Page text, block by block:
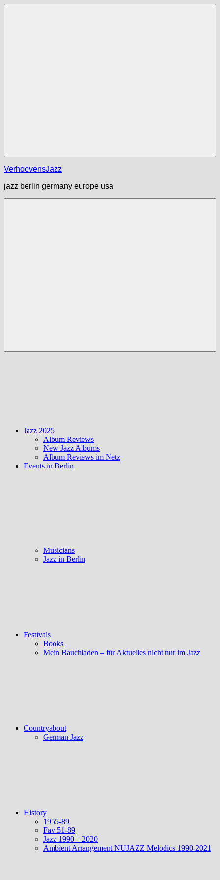
Zum
VerhoovensJazz
jazz berlin germany europe usa
Jazz 2025
Album Reviews
New Jazz Albums
Album Reviews im Netz
Events in Berlin
Musicians
Jazz in Berlin
Festivals
Books
Mein Bauchladen – für Aktuelles nicht nur im Jazz
Countryabout
German Jazz
History
1955-89
Fav 51-89
Jazz 1990 – 2020
Ambient Arrangement NUJAZZ Melodics 1990-2021